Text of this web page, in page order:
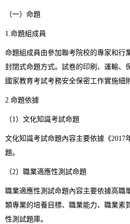
（一）命題
1.命題組成員
命題組成員由參加聯考院校的專家和行
封閉式命題方式。試卷的印刷、運輸、
國家教育考試考務安全保密工作實施細
2.命題依據
（1）文化知識考試命題
文化知識考試命題內容主要依據《2017
題。
（2）職業適應性測試命題
職業適應性測試命題內容主要依據高職
類專業的培養目標、職業能力、職業素
性測試題庫。